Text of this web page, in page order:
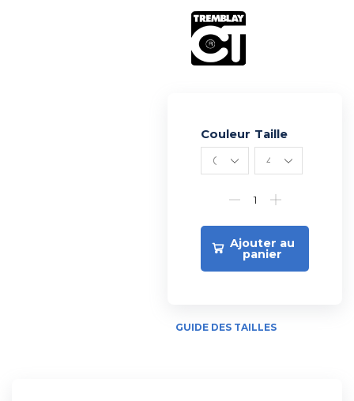
Couleur Taille
Ajouter au
panier
Alternative:
GUIDE DES TAILLES